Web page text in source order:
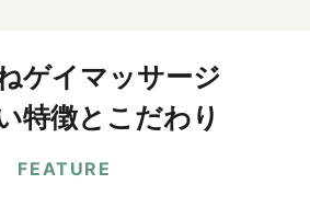
ゲイマッサージ
特徴とこだわり
FEATURE